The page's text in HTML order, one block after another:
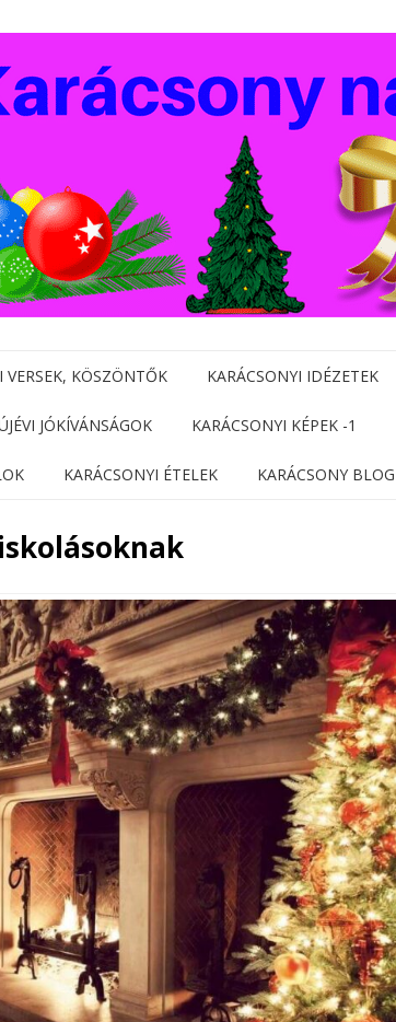
VERSEK, KÖSZÖNTŐK KARÁCSONYI IDÉZETEK
JÓKÍVÁNSÁGOK KARÁCSONYI KÉPEK -1
KARÁCSONYI ÉTELEK KARÁCSONY BLOG